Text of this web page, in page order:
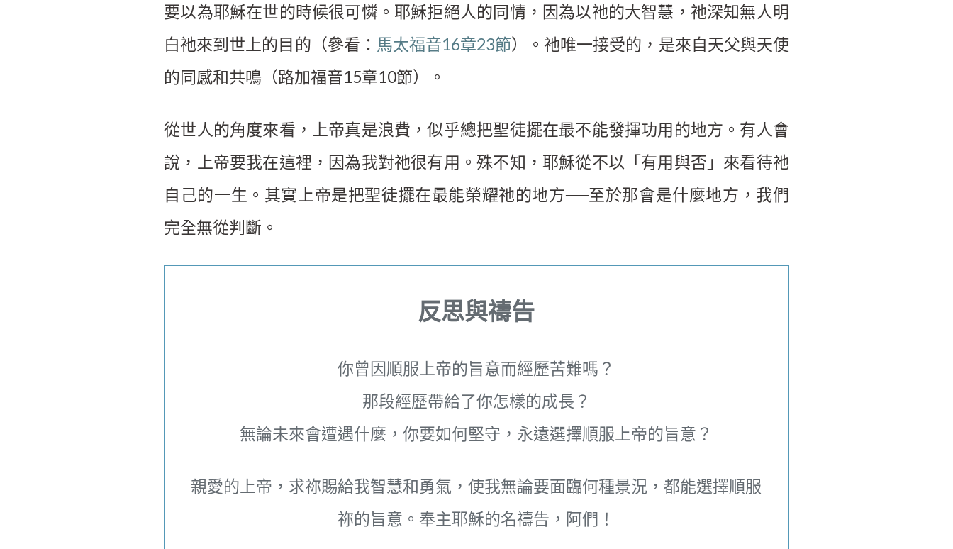
要以為耶穌在世的時候很可憐。耶穌拒絕人的同情，因為以祂的大智慧，祂深知無人明
白祂來到世上的目的（參看： 馬太福音16章23節）。祂唯一接受的，是來自天父與天使
的同感和共鳴（路加福音15章10節）。
從世人的角度來看，上帝真是浪費，似乎總把聖徒擺在最不能發揮功用的地方。有人會
說，上帝要我在這裡，因為我對祂很有用。殊不知，耶穌從不以「有用與否」來看待祂
自己的一生。其實上帝是把聖徒擺在最能榮耀祂的地方──至於那會是什麼地方，我們
完全無從判斷。
反思與禱告
你曾因順服上帝的旨意而經歷苦難嗎？
那段經歷帶給了你怎樣的成長？
無論未來會遭遇什麼，你要如何堅守，永遠選擇順服上帝的旨意？
親愛的上帝，求祢賜給我智慧和勇氣，使我無論要面臨何種景況，都能選擇順服
祢的旨意。奉主耶穌的名禱告，阿們！